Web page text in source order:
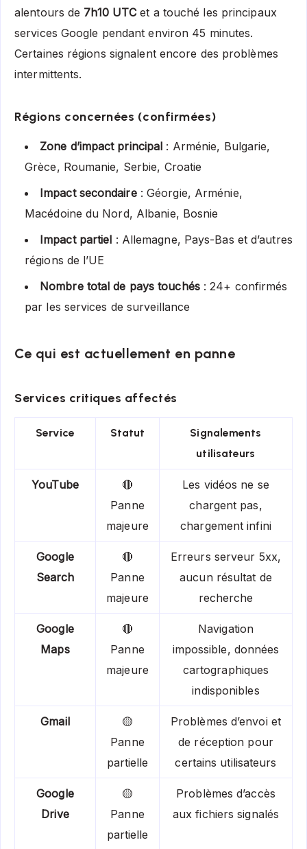
alentours de 7h10 UTCet a touché les principaux
services Google pendant environ 45 minutes.
Certaines régions signalent encore des problèmes
intermittents.
Régions concernées (confirmées)
Zone d’impact principal : Arménie, Bulgarie,
Grèce, Roumanie, Serbie, Croatie
Impact secondaire: Géorgie, Arménie,
Macédoine du Nord, Albanie, Bosnie
Impact partiel : Allemagne, Pays-Bas et d’autres
régions de l’UE
Nombre total de pays touchés: 24+ confirmés
par les services de surveillance
Ce qui est actuellement en panne
Services critiques affectés
Service Statut
Signalements
utilisateurs
YouTube
🔴
Panne
majeure
Les vidéos ne se
chargent pas,
chargement infini
Google
Search
🔴
Panne
majeure
Erreurs serveur 5xx,
aucun résultat de
recherche
Google
Maps
🔴
Panne
majeure
Navigation
impossible, données
cartographiques
indisponibles
Gmail
🟡
Panne
partielle
Problèmes d’envoi et
de réception pour
certains utilisateurs
Google
Drive
🟡
Panne
partielle
Problèmes d’accès
aux fichiers signalés